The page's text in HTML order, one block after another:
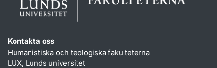
Kontakta oss
Humanistiska och teologiska fakulteterna
LUX, Lunds universitet